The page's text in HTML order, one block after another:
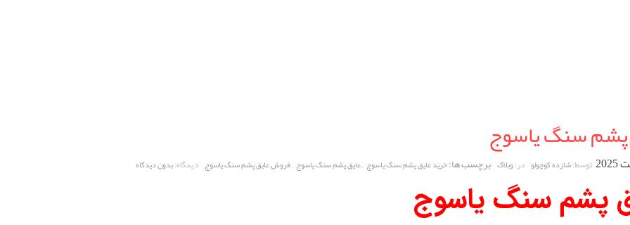
پشم سنگ یاسوج
توسط:شازده کوچولو در:وبلاگ برچسب ها:خرید عایق پشم سنگ یاسوج ,عایق پشم سنگ یاسوج ,فروش عایق پشم سنگ یاسوج دیدگاه:بدون دیدگاه
پشم سنگ یاسوج